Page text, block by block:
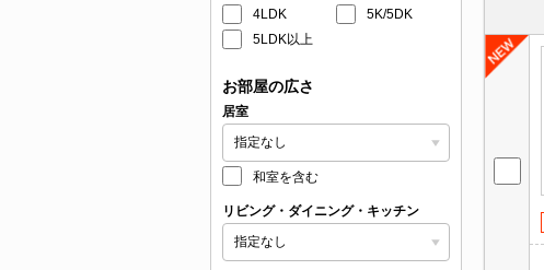
4LDK
5K/5DK
5LDK以上
お部屋の広さ
居室
和室を含む
リビング・ダイニング・キッチン